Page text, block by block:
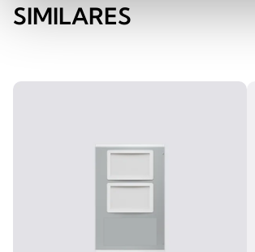
SIMILARES